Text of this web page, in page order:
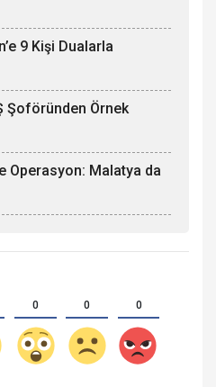
9 Kişi Dualarla
Şoföründen Örnek
Operasyon: Malatya da
0 0 0